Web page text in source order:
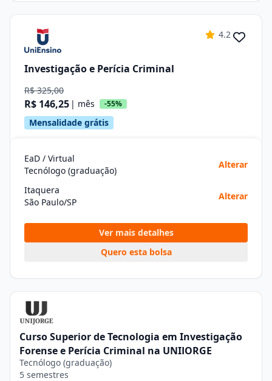
4.2
Investigação e Perícia Criminal
R$ 325,00
R$ 146,25 | mês -55%
Mensalidade grátis
EaD / Virtual
Tecnólogo (graduação)
Alterar
Itaquera
São Paulo/SP
Alterar
Ver mais detalhes
Quero esta bolsa
Curso Superior de Tecnologia em Investigação
Forense e Perícia Criminal na UNIJORGE
Tecnólogo (graduação)
5 semestres